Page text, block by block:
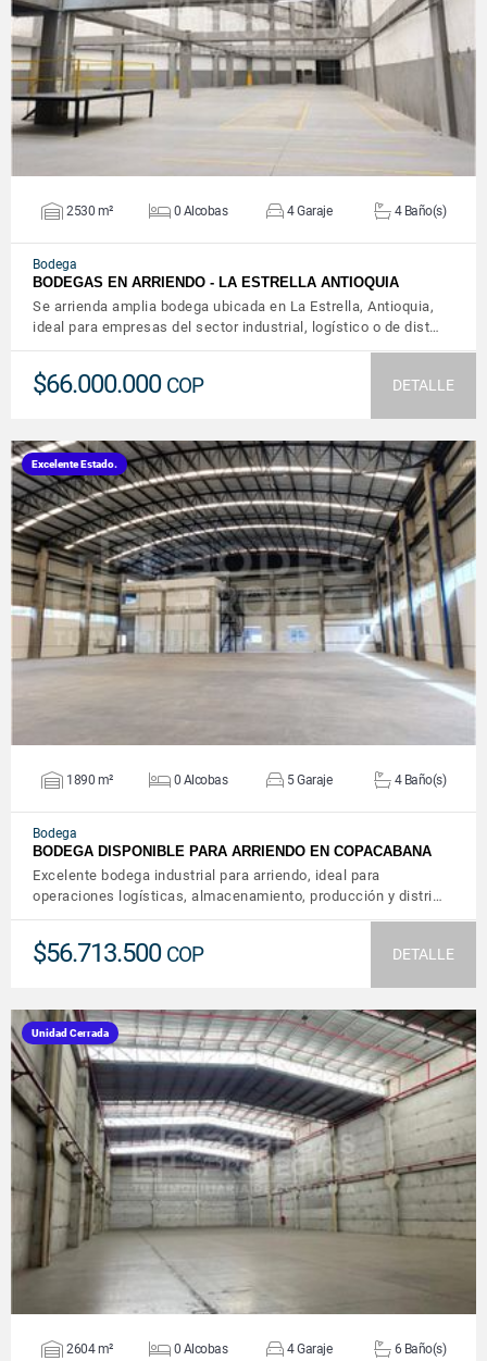
VER DETALLES
2530 m² 0 Alcobas 4 Garaje 4 Baño(s)
Bodega
BODEGAS EN ARRIENDO - LA ESTRELLA ANTIOQUIA
Se arrienda amplia bodega ubicada en La Estrella, Antioquia,
ideal para empresas del sector industrial, logístico o de dist…
$66.000.000 COP DETALLE
Excelente Estado.
VER DETALLES
1890 m² 0 Alcobas 5 Garaje 4 Baño(s)
Bodega
BODEGA DISPONIBLE PARA ARRIENDO EN COPACABANA
Excelente bodega industrial para arriendo, ideal para
operaciones logísticas, almacenamiento, producción y distri…
$56.713.500 COP DETALLE
Unidad Cerrada
VER DETALLES
2604 m² 0 Alcobas 4 Garaje 6 Baño(s)